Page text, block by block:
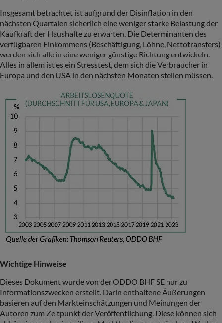
Insgesamt betrachtet ist aufgrund der Disinflation in den
nächsten Quartalen sicherlich eine weniger starke Belastung der
Kaufkraft der Haushalte zu erwarten. Die Determinanten des
verfügbaren Einkommens (Beschäftigung, Löhne, Nettotransfers)
werden sich alle in eine weniger günstige Richtung entwickeln.
Alles in allem ist es ein Stresstest, dem sich die Verbraucher in
Europa und den USA in den nächsten Monaten stellen müssen.
Wichtige Hinweise
Dieses Dokument wurde von der ODDO BHF SE nur zu
Informationszwecken erstellt. Darin enthaltene Äußerungen
basieren auf den Markteinschätzungen und Meinungen der
Autoren zum Zeitpunkt der Veröffentlichung. Diese können sich